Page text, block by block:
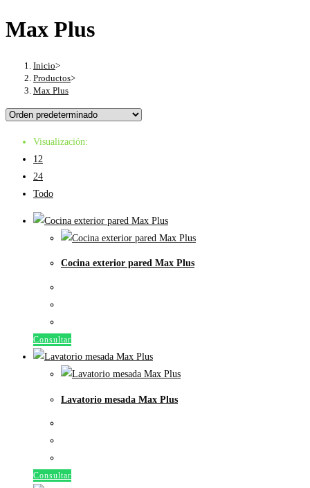
Max Plus
Inicio>
Productos>
Max Plus
Visualización:
12
24
Todo
Cocina exterior pared Max Plus
Consultar
Lavatorio mesada Max Plus
Consultar